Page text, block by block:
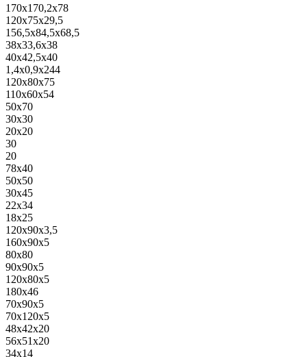
170x170,2x78
120x75x29,5
156,5x84,5x68,5
38x33,6x38
40x42,5x40
1,4x0,9x244
120x80x75
110x60x54
50x70
30x30
20x20
30
20
78x40
50x50
30x45
22x34
18x25
120x90x3,5
160x90x5
80x80
90x90x5
120x80x5
180x46
70x90x5
70x120x5
48x42x20
56x51x20
34x14